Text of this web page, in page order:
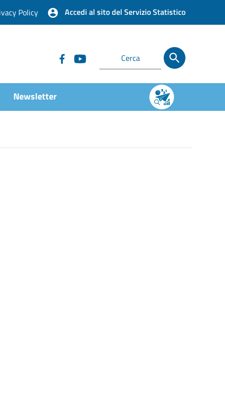
Policy Accedi al sito del Servizio Statistico
Newsletter